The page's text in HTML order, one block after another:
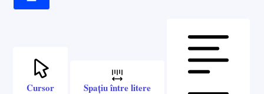
Cursor Spațiu între litere